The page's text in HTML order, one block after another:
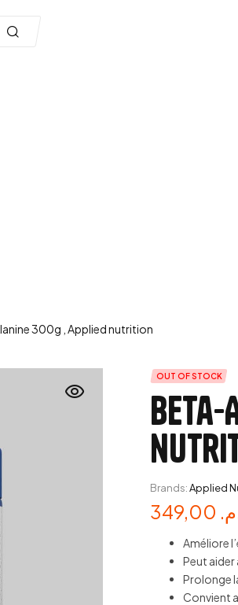
300g , Applied nutrition
OUT OF STOCK
Beta-
Brands:Applied
Améliore
Peut
Prolonge
Convient